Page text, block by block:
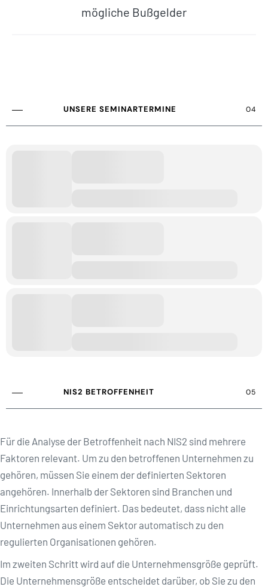
mögliche Bußgelder
UNSERE SEMINARTERMINE 04
NIS2 BETROFFENHEIT 05
Für die Analyse der Betroffenheit nach NIS2 sind mehrere
Faktoren relevant. Um zu den betroffenen Unternehmen zu
gehören, müssen Sie einem der definierten Sektoren
angehören. Innerhalb der Sektoren sind Branchen und
Einrichtungsarten definiert. Das bedeutet, dass nicht alle
Unternehmen aus einem Sektor automatisch zu den
regulierten Organisationen gehören.
Im zweiten Schritt wird auf die Unternehmensgröße geprüft.
Die Unternehmensgröße entscheidet darüber, ob Sie zu den